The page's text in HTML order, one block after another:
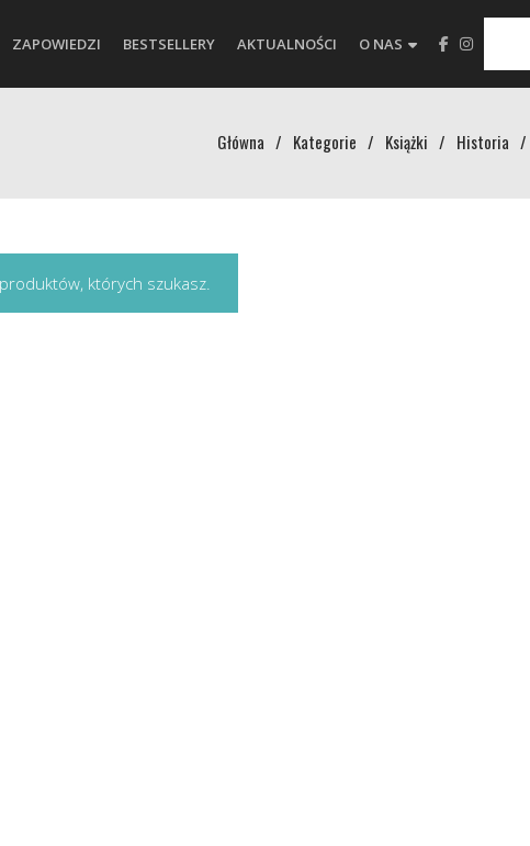
ZAPOWIEDZI BESTSELLERY AKTUALNOŚCI O NAS
Główna / Kategorie / Książki / Historia /
których szukasz.